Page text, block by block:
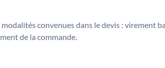
convenues dans le devis : virement
de la commande.